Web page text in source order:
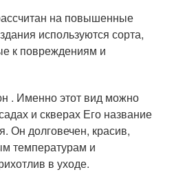
на повышенные
используются сорта,
к повреждениям и
. Именно этот вид можно
и скверах Его название
Он долговечен, красив,
температурам и
в уходе.